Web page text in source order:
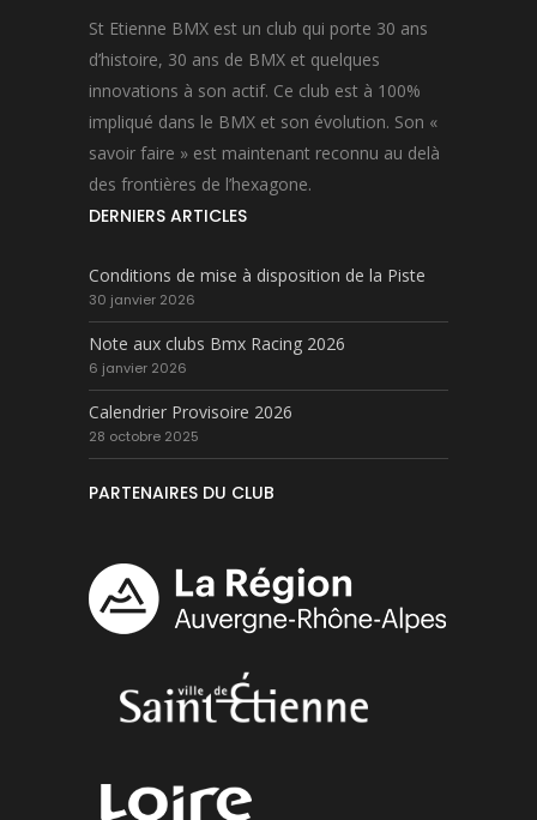
St Etienne BMX est un club qui porte 30 ans
d’histoire, 30 ans de BMX et quelques
innovations à son actif. Ce club est à 100%
impliqué dans le BMX et son évolution. Son «
savoir faire » est maintenant reconnu au delà
des frontières de l’hexagone.
DERNIERS ARTICLES
Conditions de mise à disposition de la Piste
30 janvier 2026
Note aux clubs Bmx Racing 2026
6 janvier 2026
Calendrier Provisoire 2026
28 octobre 2025
PARTENAIRES DU CLUB